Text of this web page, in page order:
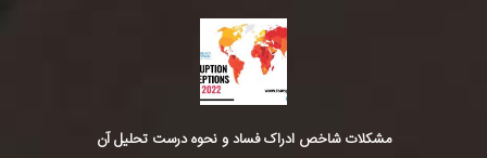
مشکلات شاخص ادراک فساد و نحوه درست تحلیل آن